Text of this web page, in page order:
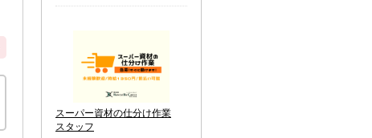
スーパー資材の仕分け作業
スタッフ